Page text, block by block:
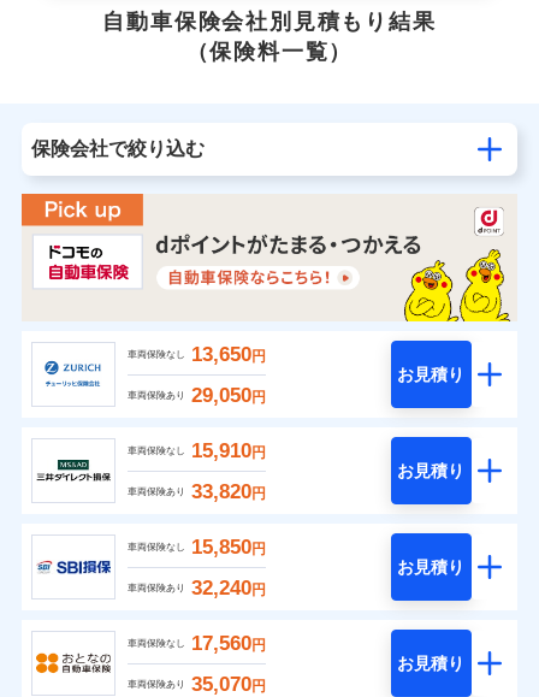
自動車保険会社別見積もり結果
（保険料一覧）
保険会社で絞り込む
車両保険なし 13,650円
車両保険あり 29,050円
お見積り
車両保険なし 15,910円
車両保険あり 33,820円
お見積り
車両保険なし 15,850円
車両保険あり 32,240円
お見積り
車両保険なし 17,560円
車両保険あり 35,070円
お見積り